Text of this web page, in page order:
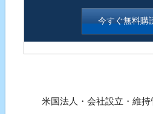
米国法人・会社設立・維